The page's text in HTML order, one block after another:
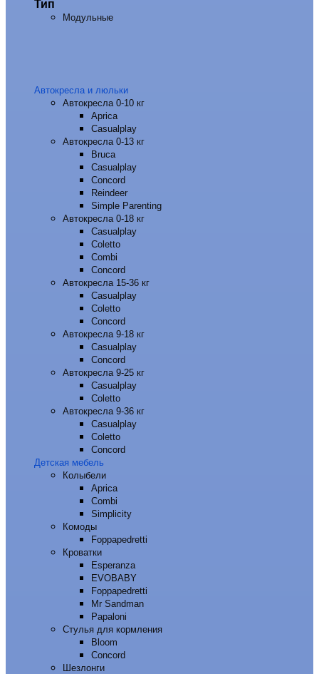
Тип
Модульные
Автокресла и люльки
Автокресла 0-10 кг
Aprica
Casualplay
Автокресла 0-13 кг
Bruca
Casualplay
Concord
Reindeer
Simple Parenting
Автокресла 0-18 кг
Casualplay
Coletto
Combi
Concord
Автокресла 15-36 кг
Casualplay
Coletto
Concord
Автокресла 9-18 кг
Casualplay
Concord
Автокресла 9-25 кг
Casualplay
Coletto
Автокресла 9-36 кг
Casualplay
Coletto
Concord
Детская мебель
Колыбели
Aprica
Combi
Simplicity
Комоды
Foppapedretti
Кроватки
Esperanza
EVOBABY
Foppapedretti
Mr Sandman
Papaloni
Стулья для кормления
Bloom
Concord
Шезлонги